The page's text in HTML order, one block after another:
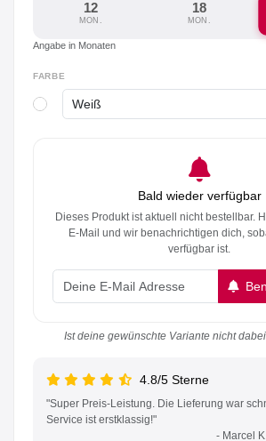
12
MON.
18
MON.
Angabe in Monaten
FARBE
Bald wieder verfügbar
Dieses Produkt ist aktuell nicht bestellbar.
E-Mail und wir benachrichtigen dich,
verfügbar ist.
Ist deine gewünschte Variante nicht
4.8/5 Sterne
"Super Preis-Leistung. Die Lieferung war
Service ist erstklassig!"
- Marcel